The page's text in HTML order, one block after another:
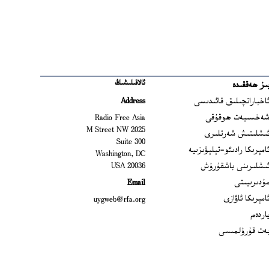
ھەققىدە
ئاخباراتچىلىق قائىدىسى
شەخسىيەت ھوقۇقى
ئىشلىتىش شەرتلىرى
ئامېرىكا رادىئو-تېلېۋىزىيە
ئىشلىرىنى باشقۇرۇش
مۇدىرىيىتى
ئامېرىكا ئاۋازى
ياردەم
بەت قۇرۇلمىسى
ئالاقىلىشىڭ
Address
Radio Free Asia
2025 M Street NW
Suite 300
Washington, DC
20036 USA
Email
uygweb@rfa.org